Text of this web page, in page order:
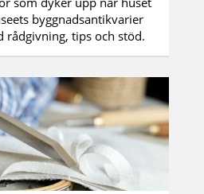
byggnadsantikvarier
rådgivning, tips och stöd.